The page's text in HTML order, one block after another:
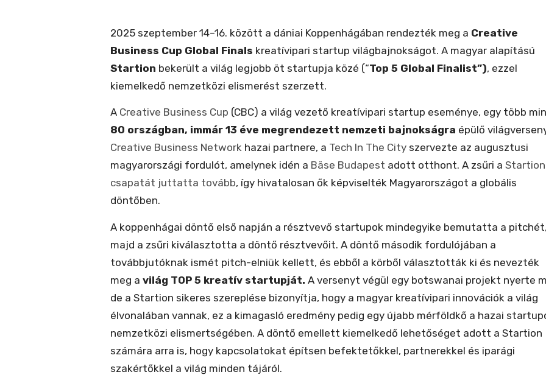
2025 szeptember 14–16. között a dániai Koppenhágában rendezték meg a Creative
Business Cup Global Finals kreatívipari startup világbajnokságot. A magyar alapítású
Startion bekerült a világ legjobb öt startupja közé (“Top 5 Global Finalist”), ezzel
kiemelkedő nemzetközi elismerést szerzett.
A Creative Business Cup (CBC) a világ vezető kreatívipari startup eseménye, egy több
80 országban, immár 13 éve megrendezett nemzeti bajnokságra épülő
Creative Business Networkhazai partnere, a Tech In The Cityszervezte az augusztusi
magyarországi fordulót, amelynek idén a Bäse Budapest adott otthont. A zsűri a Startion
csapatát juttatta tovább, így hivatalosan ők képviselték Magyarországot a globális
döntőben.
A koppenhágai döntő első napján a résztvevő startupok mindegyike bemutatta a pitchét,
majd a zsűri kiválasztotta a döntő résztvevőit. A döntő második fordulójában a
továbbjutóknak ismét pitch-elniük kellett, és ebből a körből választották ki és nevezték
meg a világ TOP 5 kreatív startupját. A versenyt végül egy botswanai projekt nyerte
de a Startion sikeres szereplése bizonyítja, hogy a magyar kreatívipari innovációk a világ
élvonalában vannak, ez a kimagasló eredmény pedig egy újabb mérföldkő a hazai
nemzetközi elismertségében. A döntő emellett kiemelkedő lehetőséget adott a Startion
számára arra is, hogy kapcsolatokat építsen befektetőkkel, partnerekkel és iparági
szakértőkkel a világ minden tájáról.